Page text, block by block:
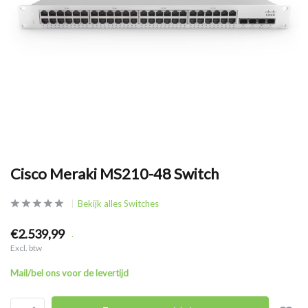
Cisco Meraki MS210-48 Switch
Bekijk alles Switches
€2.539,99 .
Excl. btw
Mail/bel ons voor de levertijd